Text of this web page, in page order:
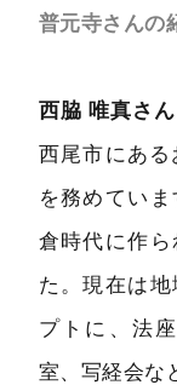
普元寺さんの
西脇 唯真さ
西尾市にある
を務めてい
倉時代に作
た。現在は
プトに、法
室、写経会な